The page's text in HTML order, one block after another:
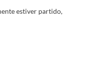
estiver partido,